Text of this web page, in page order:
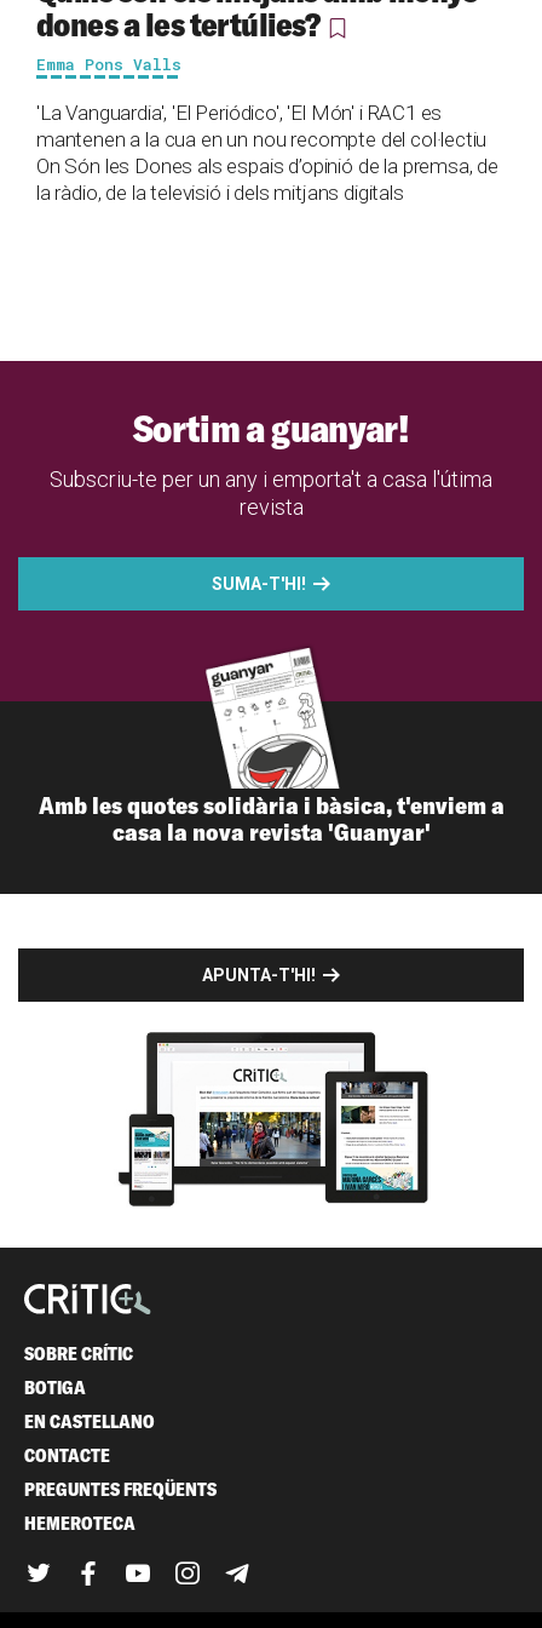
dones a les tertúlies?
Emma Pons Valls
'La Vanguardia', 'El Periódico', 'El Món' i RAC1 es
mantenen a la cua en un nou recompte del col·lectiu
On Són les Dones als espais d’opinió de la premsa, de
la ràdio, de la televisió i dels mitjans digitals
Sortim a guanyar!
Subscriu-te per un any i emporta't a casa l'útima
revista
SUMA-T'HI!
Amb les quotes solidària i bàsica, t'enviem a
casa la nova revista 'Guanyar'
APUNTA-T'HI!
SOBRE CRÍTIC
BOTIGA
EN CASTELLANO
CONTACTE
PREGUNTES FREQÜENTS
HEMEROTECA
TwitterFacebook
YouTubeInstagram